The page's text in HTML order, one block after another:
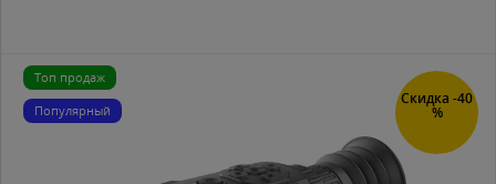
Скидка -40
%
Топ продаж
Популярный